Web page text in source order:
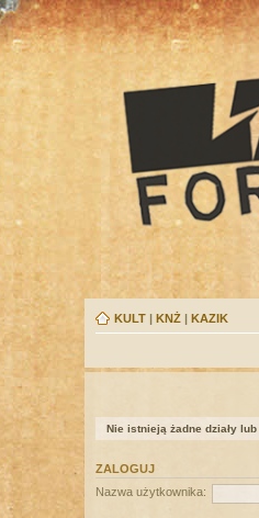
KULT | KNŻ | KAZIK
Nie istnieją żadne działy
ZALOGUJ
Nazwa użytkownika: